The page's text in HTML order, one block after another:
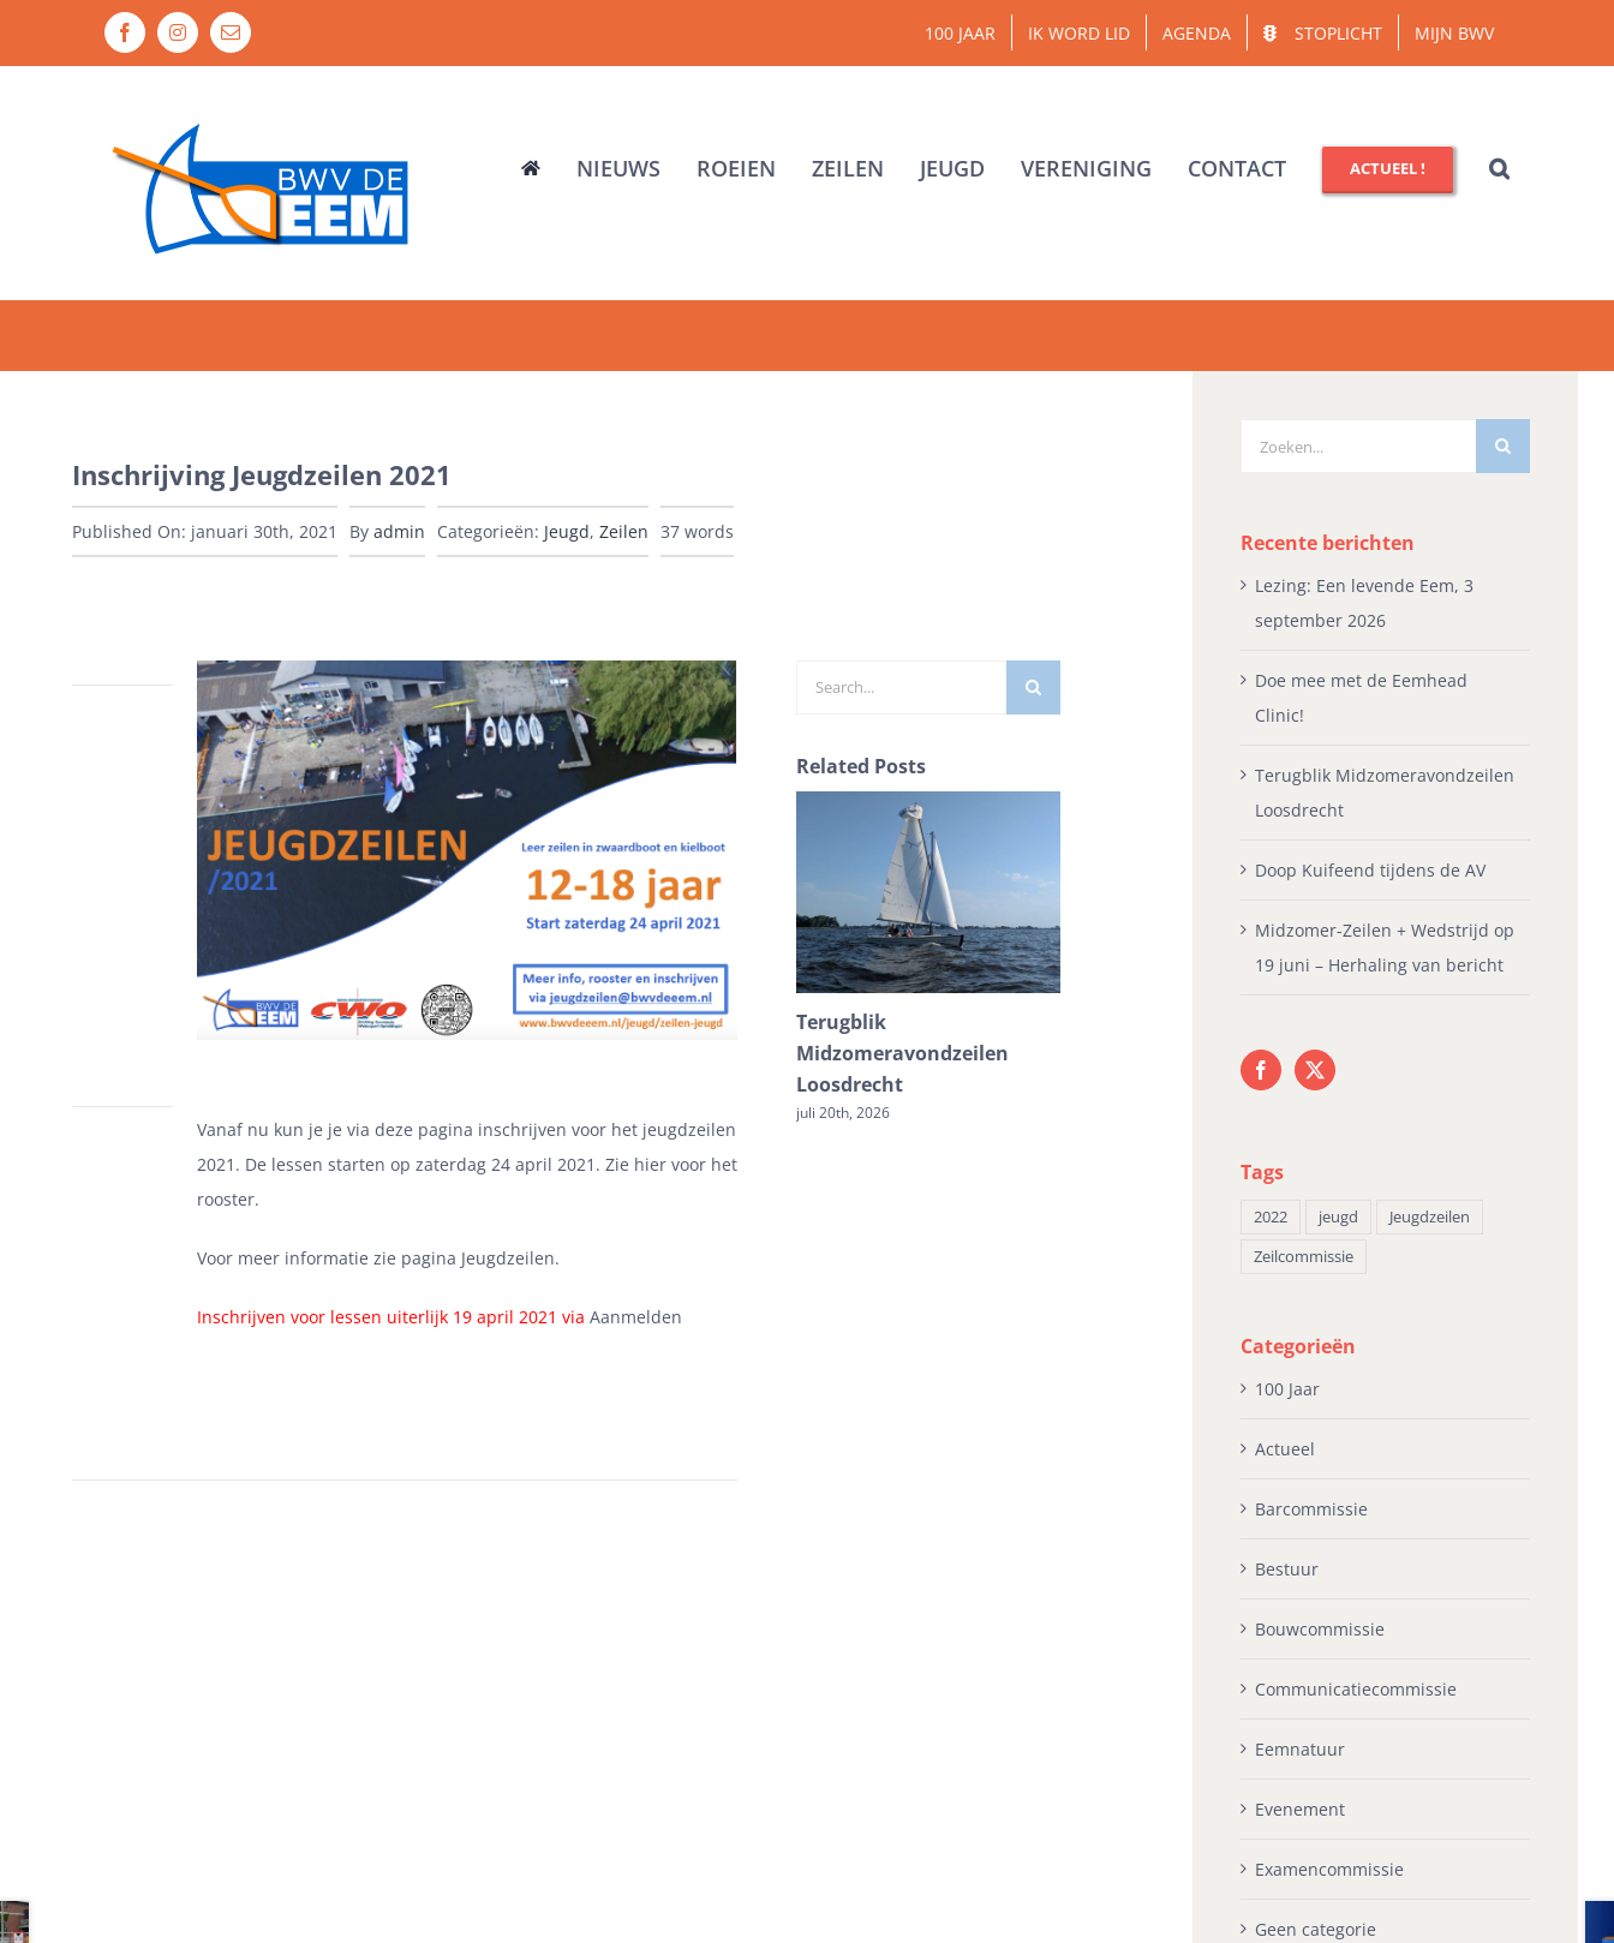
FacebookInstagram
E-
mail
100 JAAR IK WORD LID AGENDA STOPLICHT MIJN BWV
NIEUWS ROEIEN ZEILEN JEUGD VERENIGING CONTACT ACTUEEL !
Inschrijving Jeugdzeilen 2021
Published On: januari 30th, 2021 By admin Categorieën: Jeugd, Zeilen 37 words
Vanaf nu kun je je viadeze pagina inschrijven voor het jeugdzeilen
2021. De lessen starten op zaterdag 24 april 2021. Zie hier voor het
rooster.
Voor meer informatie zie pagina Jeugdzeilen.
Inschrijven voor lessen uiterlijk 19 april 2021 viaAanmelden
Related Posts
Terugblik
Midzomeravondzeilen
Loosdrecht
juli 20th, 2026
Wedstrijd op 19 juni –
Herhaling van bericht
mei 19th, 2026
Zoeken
Recente berichten
Lezing: Een levende Eem, 3
september 2026
Doe mee met de Eemhead
Clinic!
Terugblik Midzomeravondzeilen
Loosdrecht
Doop Kuifeend tijdens de AV
Midzomer-Zeilen + Wedstrijd op
19 juni – Herhaling van bericht
Tags
2022 jeugd
Jeugdzeilen
Zeilcommissie
Categorieën
100 Jaar
Actueel
Barcommissie
Bestuur
Bouwcommissie
Communicatiecommissie
Eemnatuur
Evenement
Examencommissie
Geen categorie